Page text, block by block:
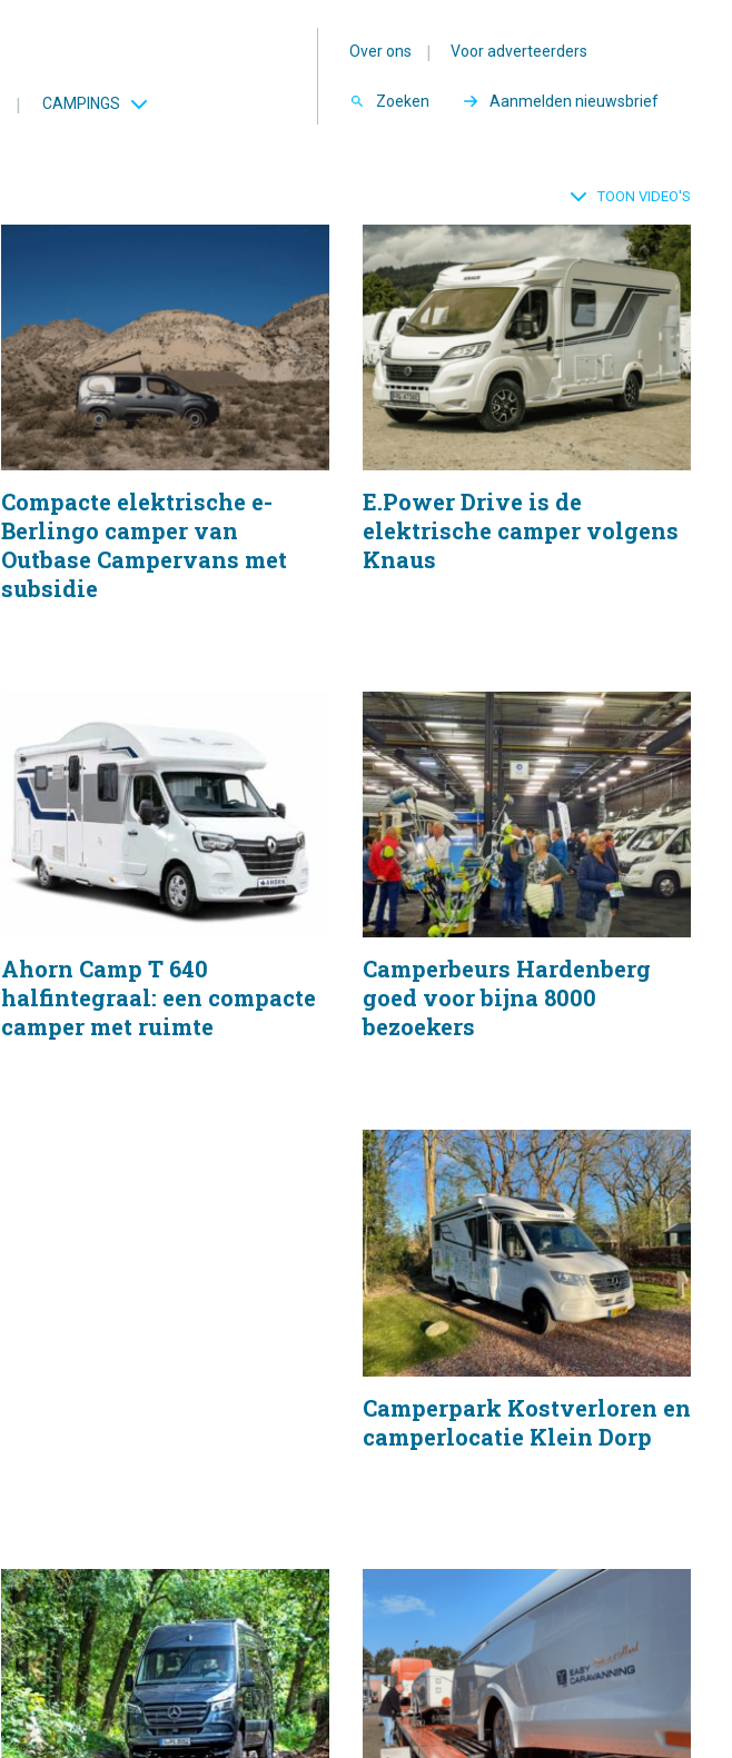
| CAMPINGS
Over ons | Voor adverteerders
Zoeken Aanmelden nieuwsbrief
TOON VIDEO'S
Compacte elektrische e-
Berlingo camper van
Outbase Campervans met
subsidie
E.Power Drive is de
elektrische camper volgens
Knaus
Ahorn Camp T 640
halfintegraal: een compacte
camper met ruimte
Camperbeurs Hardenberg
goed voor bijna 8000
bezoekers
Camperpark Kostverloren en
camperlocatie Klein Dorp